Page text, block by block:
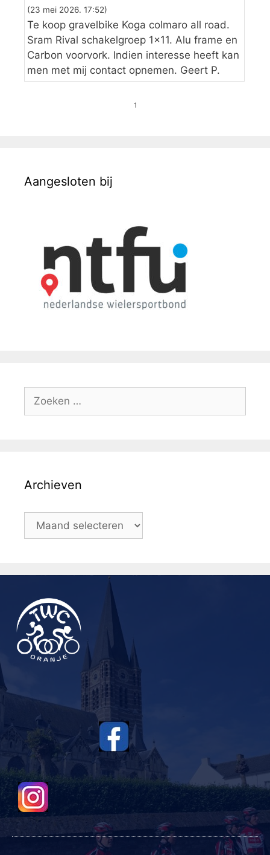
(23 mei 2026. 17:52)
Te koop gravelbike Koga colmaro all road.
Sram Rival schakelgroep 1×11. Alu frame en
Carbon voorvork. Indien interesse heeft kan
men met mij contact opnemen. Geert P.
1
Aangesloten bij
Archieven